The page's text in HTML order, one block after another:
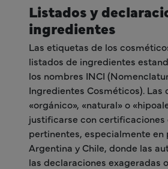
Listados y
ingredientes
Las etiquetas de los
listados de ingredientes
los nombres INCI
Ingredientes Cosméticos).
«orgánico», «natural» o
justificarse con certificaciones
pertinentes, especialmente en
Argentina y Chile, donde las
las declaraciones exageradas